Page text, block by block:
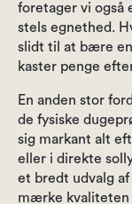
foretager vi også
stels egnethed.
slidt til at bære
kaster penge
En anden stor
de fysiske
sig markant alt
eller i direkte
et bredt udvalg
mærke kvaliteten